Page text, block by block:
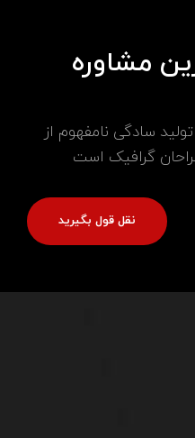
مشاوره
سادگی نامفهوم از
گرافیک است
نقل قول بگیرید